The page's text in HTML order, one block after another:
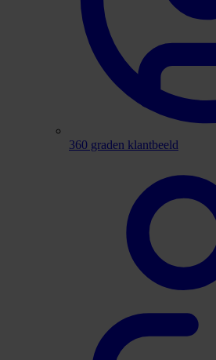
360 graden klantbeeld